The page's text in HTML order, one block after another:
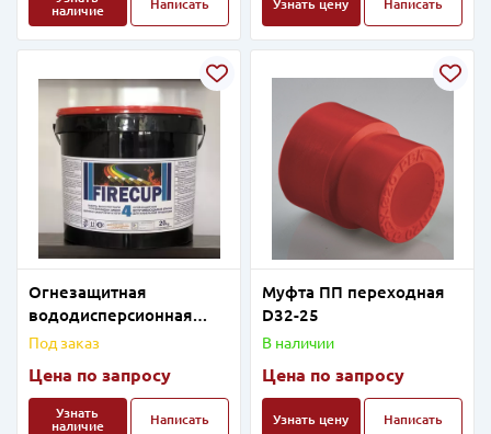
наличие
Написать Узнать цену Написать
Огнезащитная
вододисперсионная
вспучивающая краска
продукции "FireCup 4"
Под заказ
Цена по запросу
Узнать
наличие
Написать
Муфта ПП переходная
D32-25
В наличии
Цена по запросу
Узнать цену Написать